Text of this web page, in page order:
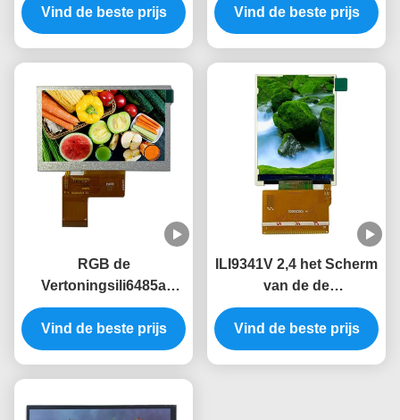
Capacitief RGB Touch
screen 40PIN
Vind de beste prijs
Aanraking 350 de
Heldere Module van Tft
Vind de beste prijs
RGB de
Vertoningsili6485a
Bestuurder 350 Heldere
het Schermmodule
40PIN van 480x272 Tft
Vind de beste prijs
ILI9341V 2,4 het Scherm
van de de
Vertonings240*320
320*240 Tft Vertoning
van Duimtft 2,4 Duim
Vind de beste prijs